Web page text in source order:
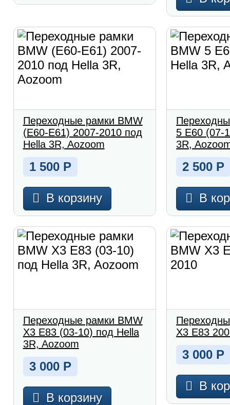
Переходные рамки BMW
(E60-E61) 2007-2010 под
Hella 3R, Aozoom
1 500 Р
В корзину
5 E60 (07-
3R,
2 500 Р
В
Переходные рамки BMW
X3 E83 (03-10) под Hella
3R, Aozoom
3 000 Р
В корзину
X3 E83
3 000 Р
В